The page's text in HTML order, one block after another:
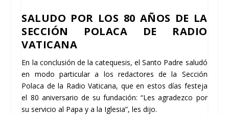
SALUDO POR LOS 80 AÑOS DE LA
SECCIÓN POLACA DE RADIO
VATICANA
En la conclusión de la catequesis, el Santo Padre saludó
en modo particular a los redactores de la Sección
Polaca de la Radio Vaticana, que en estos días festeja
el 80 aniversario de su fundación: “Les agradezco por
su servicio al Papa y a la Iglesia”, les dijo.